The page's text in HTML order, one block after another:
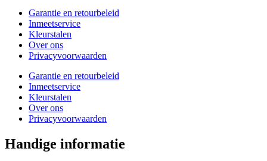
Garantie en retourbeleid
Inmeetservice
Kleurstalen
Over ons
Privacyvoorwaarden
Garantie en retourbeleid
Inmeetservice
Kleurstalen
Over ons
Privacyvoorwaarden
Handige informatie